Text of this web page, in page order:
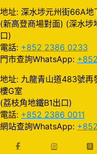
地址: 深水埗元州街66A地
(新高登商場對面) (深水埗
口)
電話: +852 2386 0233
門市查詢WhatsApp:
地址: 九龍青山道483號再
樓G室
(荔枝角地鐵B1出口)
電話: +852 2386 0011
網站查詢WhatsApp: